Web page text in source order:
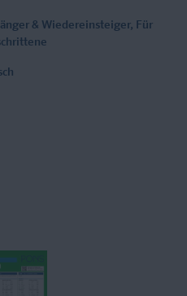
& Wiedereinsteiger, Für